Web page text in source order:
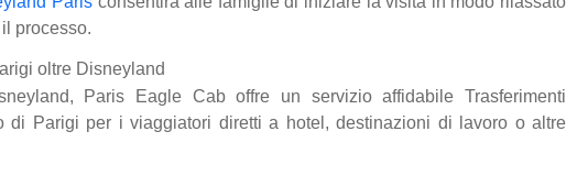
processo.
oltre Disneyland
Paris Eagle Cab offre un servizio affidabile Trasferimenti
di Parigi per i viaggiatori diretti a hotel, destinazioni di lavoro o altre